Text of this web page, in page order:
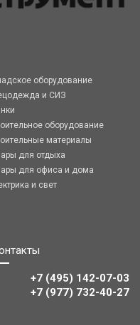
оборудование
и СИЗ
оборудование
материалы
для отдыха
для офиса и дома
и свет
+7 (495) 142-07-03
‎‎+7 (977) 732-40-27